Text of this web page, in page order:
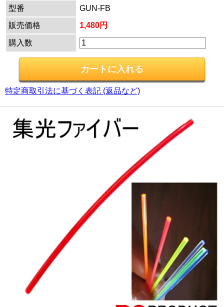
型番
GUN-FB
販売価格
1,480円
購入数
特定商取引法に基づく表記 (返品など)